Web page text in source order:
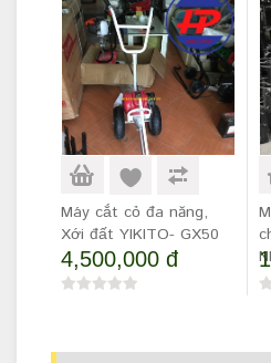
Máy cắt cỏ đa năng,
Xới đất YIKITO- GX50
4,500,000 đ